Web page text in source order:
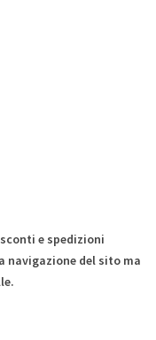
e spedizioni
navigazione del sito ma